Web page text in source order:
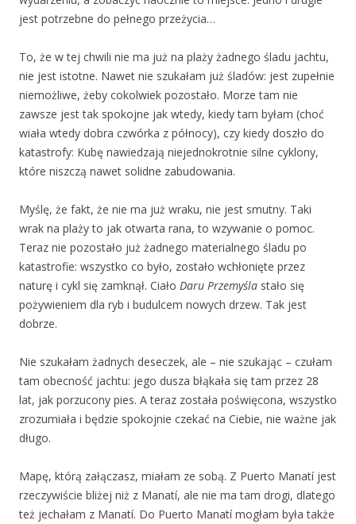
jest potrzebne do pełnego przeżycia…
To, że w tej chwili nie ma już na plaży żadnego śladu jachtu,
nie jest istotne. Nawet nie szukałam już śladów: jest zupełnie
niemożliwe, żeby cokolwiek pozostało. Morze tam nie
zawsze jest tak spokojne jak wtedy, kiedy tam byłam (choć
wiała wtedy dobra czwórka z północy), czy kiedy doszło do
katastrofy: Kubę nawiedzają niejednokrotnie silne cyklony,
które niszczą nawet solidne zabudowania.
Myślę, że fakt, że nie ma już wraku, nie jest smutny. Taki
wrak na plaży to jak otwarta rana, to wzywanie o pomoc.
Teraz nie pozostało już żadnego materialnego śladu po
katastrofie: wszystko co było, zostało wchłonięte przez
naturę i cykl się zamknął. Ciało Daru Przemyśla stało się
pożywieniem dla ryb i budulcem nowych drzew. Tak jest
dobrze.
Nie szukałam żadnych deseczek, ale – nie szukając – czułam
tam obecność jachtu: jego dusza błąkała się tam przez 28
lat, jak porzucony pies. A teraz została poświęcona, wszystko
zrozumiała i będzie spokojnie czekać na Ciebie, nie ważne jak
długo.
Mapę, którą załączasz, miałam ze sobą. Z Puerto Manatí jest
rzeczywiście bliżej niż z Manatí, ale nie ma tam drogi, dlatego
też jechałam z Manatí. Do Puerto Manatí mogłam była także